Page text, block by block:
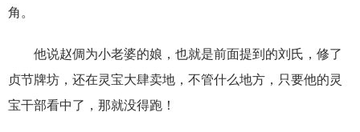
角。
他说赵倜为小老婆的娘，也就是前面提到的刘氏，修了
贞节牌坊，还在灵宝大肆卖地，不管什么地方，只要他的灵
宝干部看中了，那就没得跑！